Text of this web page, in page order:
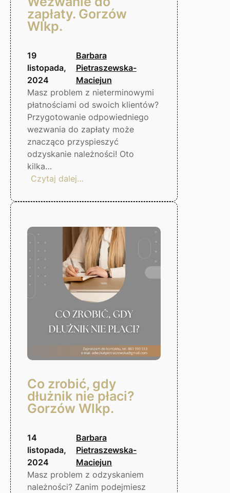
zapłaty. Gorzów
Wlkp.
19
listopada,
2024
Barbara
Pietraszewska-
Maciejun
Masz problem z nieterminowymi
płatnościami od swoich klientów?
Przygotowanie odpowiedniego
wezwania do zapłaty może
znacząco przyspieszyć
odzyskanie należności! Oto
kilka…
Czytaj dalej…
do
Gorzów
Wlkp.
Co zrobić, gdy
dłużnik nie płaci?
Gorzów Wlkp.
14
listopada,
2024
Barbara
Pietraszewska-
Maciejun
Masz problem z odzyskaniem
należności? Zanim podejmiesz